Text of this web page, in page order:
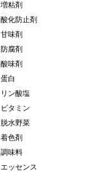
増粘剤
酸化防止剤
甘味剤
防腐剤
酸味剤
蛋白
リン酸塩
ビタミン
脱水野菜
着色剤
調味料
エッセンス